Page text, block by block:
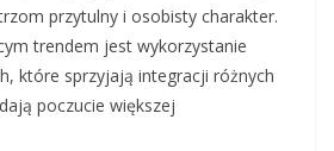
przytulny i osobisty charakter.
trendem jest wykorzystanie
które sprzyjają integracji różnych
poczucie większej